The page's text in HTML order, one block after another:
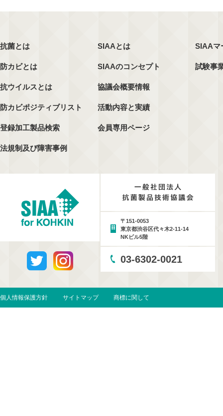
抗菌とは
防カビとは
抗ウイルスとは
防カビポジティブリスト
登録加工製品検索
法規制及び障害事例
SIAAとは
SIAAのコンセプト
協議会概要情報
活動内容と実績
会員専用ページ
SIAAマ
試験事
〒151-0053
東京都渋谷区代々木2-11-14
NKビル5階
03-6302-0021
個人情報保護方針 サイトマップ 商標に関して